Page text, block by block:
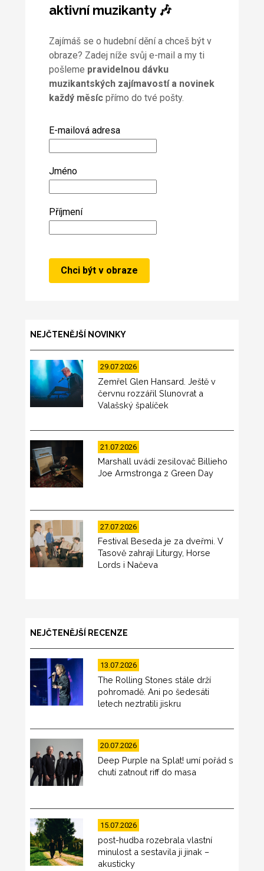
aktivní muzikanty 🎶
Zajímáš se o hudební dění a chceš být v
obraze? Zadej níže svůj e-mail a my ti
pošleme pravidelnou dávku
muzikantských zajímavostí a novinek
každý měsícpřímo do tvé pošty.
E-mailová adresa
Jméno
Příjmení
NEJČTENĚJŠÍ NOVINKY
29.07.2026
Zemřel Glen Hansard. Ještě v
červnu rozzářil Slunovrat a
Valašský špalíček
21.07.2026
Marshall uvádí zesilovač Billieho
Joe Armstronga z Green Day
27.07.2026
Festival Beseda je za dveřmi. V
Tasově zahrají Liturgy, Horse
Lords i Načeva
NEJČTENĚJŠÍ RECENZE
13.07.2026
The Rolling Stones stále drží
pohromadě. Ani po šedesáti
letech neztratili jiskru
20.07.2026
Deep Purple na Splat! umí pořád s
chutí zatnout riff do masa
15.07.2026
post-hudba rozebrala vlastní
minulost a sestavila ji jinak –
akusticky